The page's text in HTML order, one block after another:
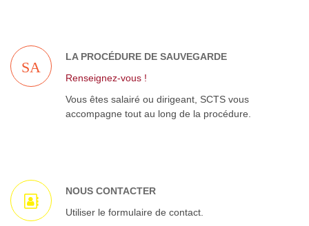
LA PROCÉDURE DE SAUVEGARDE
SA
Renseignez-vous !
Vous êtes salairé ou dirigeant, SCTS vous
accompagne tout au long de la procédure.
NOUS CONTACTER
Utiliser le formulaire de contact.